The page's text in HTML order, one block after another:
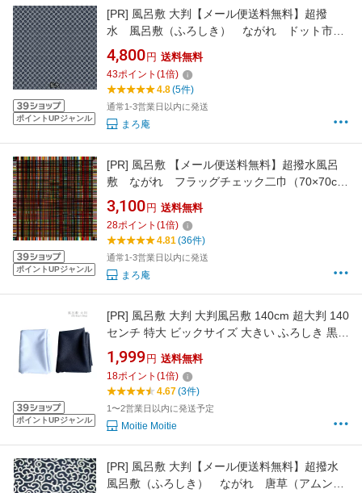
ポイントUPジャンル
[PR] 風呂敷 大判【メール便送料無料】超撥
水 風呂敷（ふろしき） ながれ ドット市松
designed by 朝倉染布(株)（125×125cm乱）
【日本製 御祝 内祝 ギフト 贈り物 アウトドア
防災】
4,800 円 送料無料
43ポイント (1倍)
4.8(5件)
通常1-3営業日以内に発送
まろ庵
ポイントUPジャンル
[PR] 風呂敷 【メール便送料無料】超撥水風呂
敷 ながれ フラッグチェック二巾（70×70cm
乱）【日本製 御祝 内祝 ギフト 贈り物 アウトド
ア 防災 チェック柄】
3,100 円 送料無料
28ポイント (1倍)
4.81(36件)
通常1-3営業日以内に発送
まろ庵
ポイントUPジャンル
[PR] 風呂敷 大判 大判風呂敷 140cm 超大判 140
センチ 特大 ビックサイズ 大きい ふろしき 黒
白 ポリエステル
1,999 円 送料無料
18ポイント (1倍)
4.67(3件)
1〜2営業日以内に発送予定
Moitie Moitie
[PR] 風呂敷 大判【メール便送料無料】超撥水
風呂敷（ふろしき） ながれ 唐草（アムンゼ